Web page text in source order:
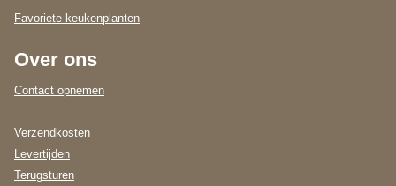
Favoriete keukenplanten
Over ons
Contact opnemen
Verzendkosten
Levertijden
Terugsturen